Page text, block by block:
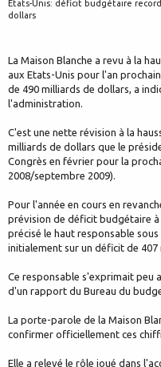
page:
Etats-Unis: déficit budgétaire
dollars
La Maison Blanche a revu à la
aux Etats-Unis pour l'an
de 490 milliards de dollars, a
l'administration.
C'est une nette révision à la
milliards de dollars que le
Congrès en février pour la
2008/septembre 2009).
Pour l'année en cours en
prévision de déficit budgétaire à
précisé le haut responsable
initialement sur un déficit de 407
Ce responsable s'exprimait peu
d'un rapport du Bureau du
La porte-parole de la Maison
confirmer officiellement ces
Elle a relevé le rôle joué dans